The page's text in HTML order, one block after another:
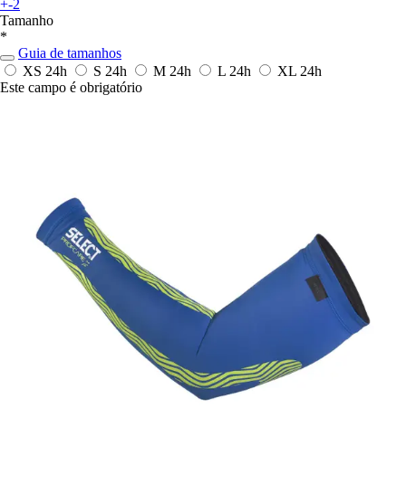
+-2
Tamanho
*
Guia de tamanhos
XS 24h S 24h M 24h L 24h XL 24h
Este campo é obrigatório